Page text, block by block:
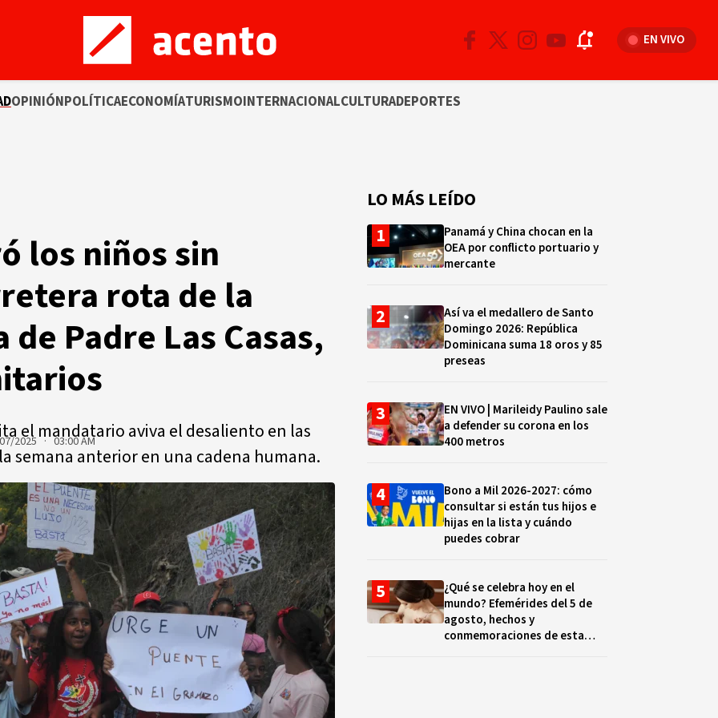
EN VIVO
OPINIÓNPOLÍTICAECONOMÍATURISMOINTERNACIONALCULTURADEPORTES
los niños sin
rota de la
Padre Las Casas,
el mandatario aviva el desaliento en las
semana anterior en una cadena humana.
2025 · 03:00 AM
LO MÁS LEÍDO
Panamá y China chocan en la
OEA por conflicto portuario y
mercante
Así va el medallero de Santo
Domingo 2026: República
Dominicana suma 18 oros y 85
preseas
EN VIVO | Marileidy Paulino sale
a defender su corona en los
400 metros
Bono a Mil 2026-2027: cómo
consultar si están tus hijos e
hijas en la lista y cuándo
puedes cobrar
¿Qué se celebra hoy en el
mundo? Efemérides del 5 de
agosto, hechos y
conmemoraciones de esta